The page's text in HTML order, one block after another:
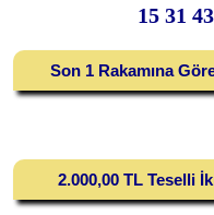
15 31
Son 1 Rakamına
2.000,00 TL Teselli